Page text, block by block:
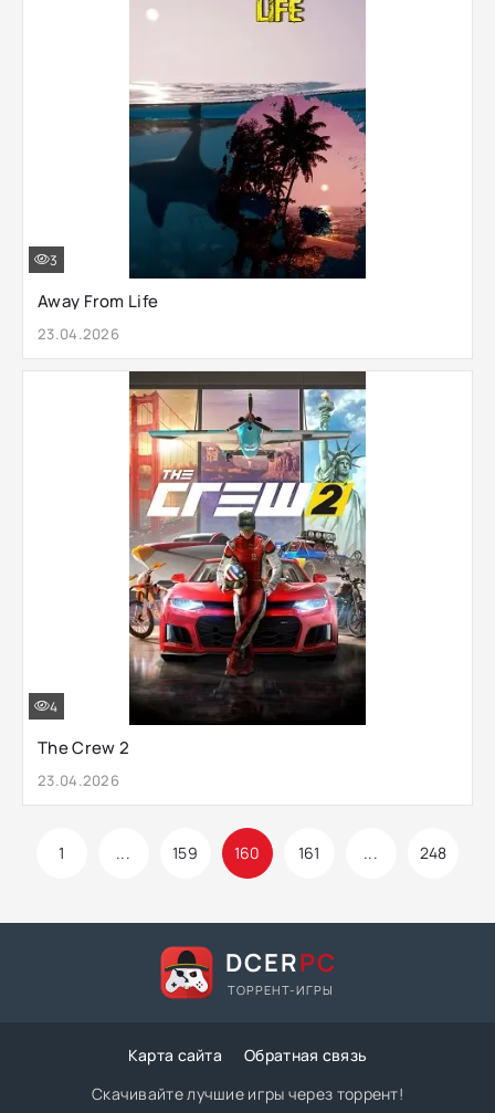
Away From Life
23.04.2026
3
The Crew 2
23.04.2026
4
1 ... 159 160 161 ... 248
DCERPC
ТОРРЕНТ-ИГРЫ
Карта сайта
Обратная связь
Скачивайте лучшие игры через торрент!